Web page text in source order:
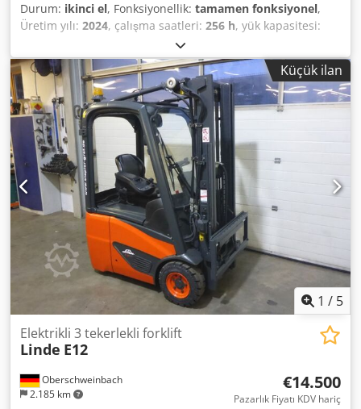
Durum: ikinci el, Fonksiyonellik: tamamen fonksiyonel,
Üretim yılı: 2024, çalışma saatleri: 256 h, yük kapasitesi:
, kaldırma yüksekliği:4.625 mm
elektrikli, direk tipi:triplex, inşaat yüksekliği:2.120 mm,
çekiş tipi: Elektro, Elektrikli 3 Tekerlekli Forklift Direk Tipi:
Triplex Teknik Durum: iyi Yan Kaydırıcı, Çatal Ayar Cihazı,
3. Vana, 4. Vana, Tavan Kapağı, Ön Cam, Yarım Kabin,
Karayolu Trafiğine Uygun (STVZO), Codpfxsy Ih Nvo Al Rsrf
Küçük ilan
1 / 5
Oberschweinbach
2.185 km
Elektrikli 3 tekerlekli forklift
Linde E12
€14.500
Pazarlık Fiyatı KDV hariç